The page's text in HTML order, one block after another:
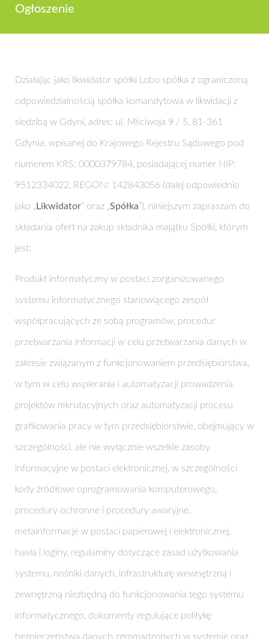
Ogłoszenie
Działając jako likwidator spółki Lobo spółka z ograniczoną
odpowiedzialnością spółka komandytowa w likwidacji z
siedzibą w Gdyni, adres: ul. Mściwoja 9 / 5, 81-361
Gdynia, wpisanej do Krajowego Rejestru Sądowego pod
numerem KRS: 0000379784, posiadającej numer NIP:
9512334022, REGON: 142843056 (dalej odpowiednio
jako „ Likwidator” oraz „Spółka”), niniejszym zapraszam do
składania ofert na zakup składnika majątku Spółki, którym
jest:
Produkt informatyczny w postaci zorganizowanego
systemu informatycznego stanowiącego zespół
współpracujących ze sobą programów, procedur
przetwarzania informacji w celu przetwarzania danych w
zakresie związanym z funkcjonowaniem przedsiębiorstwa,
w tym w celu wspierania i automatyzacji prowadzenia
projektów rekrutacyjnych oraz automatyzacji procesu
grafikowania pracy w tym przedsiębiorstwie, obejmujący w
szczególności, ale nie wyłącznie wszelkie zasoby
informacyjne w postaci elektronicznej, w szczególności
kody źródłowe oprogramowania komputerowego,
procedury ochronne i procedury awaryjne,
metainformacje w postaci papierowej i elektronicznej,
hasła i loginy, regulaminy dotyczące zasad użytkowania
systemu, nośniki danych, infrastrukturę wewnętrzną i
zewnętrzną niezbędną do funkcjonowania tego systemu
informatycznego, dokumenty regulujące politykę
bezpieczeństwa danych zgromadzonych w systemie oraz